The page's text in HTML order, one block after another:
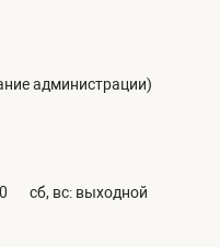
администрации)
сб, вс: выходной